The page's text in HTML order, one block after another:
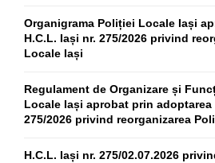
Organigrama Poliției Locale Iași
H.C.L. Iași nr. 275/2026 privind
Locale Iași
Regulament de Organizare și
Locale Iași aprobat prin adoptarea
275/2026 privind reorganizarea
H.C.L. Iași nr. 275/02.07.2026